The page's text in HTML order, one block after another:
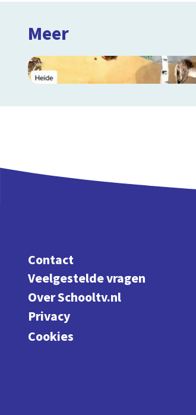
Meer
Contact
Veelgestelde vragen
Over Schooltv.nl
Privacy
Cookies